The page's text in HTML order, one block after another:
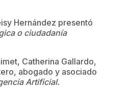
Hernández presentó
o ciudadanía
Catherina Gallardo,
abogado y asociado
Artificial.